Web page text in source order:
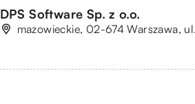
DPS Software Sp. z o.o.
mazowieckie, 02-674 Warszawa,